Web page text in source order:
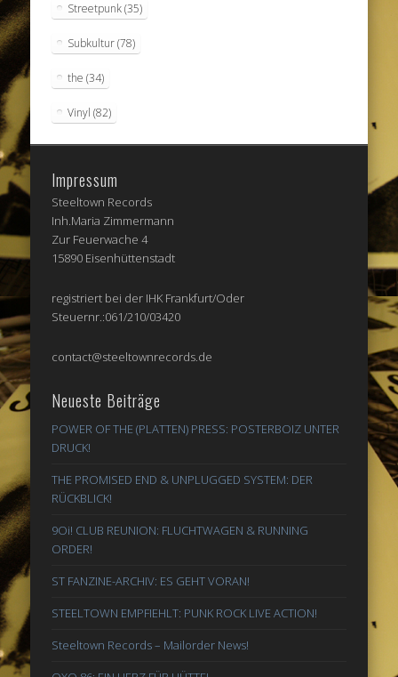
Streetpunk(35)
Subkultur(78)
the (34)
Vinyl (82)
Impressum
Steeltown Records
Inh.Maria Zimmermann
Zur Feuerwache 4
15890 Eisenhüttenstadt
registriert bei der IHK Frankfurt/Oder
Steuernr.:061/210/03420
contact@steeltownrecords.de
Neueste Beiträge
POWER OF THE (PLATTEN) PRESS: POSTERBOIZ UNTER
DRUCK!
THE PROMISED END & UNPLUGGED SYSTEM: DER
RÜCKBLICK!
9Oi! CLUB REUNION: FLUCHTWAGEN & RUNNING
ORDER!
ST FANZINE-ARCHIV: ES GEHT VORAN!
STEELTOWN EMPFIEHLT: PUNK ROCK LIVE ACTION!
Steeltown Records – Mailorder News!